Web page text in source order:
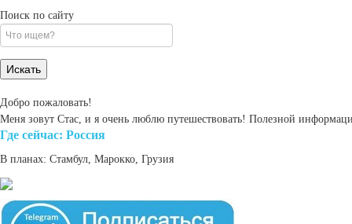
Поиск по сайту
Search
for:
Добро пожаловать!
Меня зовут Стас, и я очень люблю путешествовать! Полезной
Где cейчас: Россия
В планах: Стамбул, Марокко, Грузия